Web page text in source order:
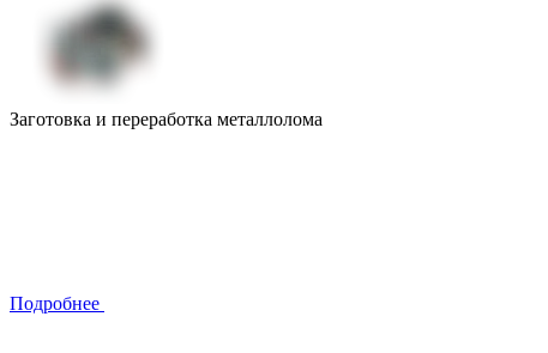
Заготовка и переработка металлолома
Подробнее